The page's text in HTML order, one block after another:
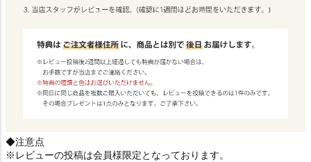
◆注意点
※レビューの投稿は会員様限定となっております。